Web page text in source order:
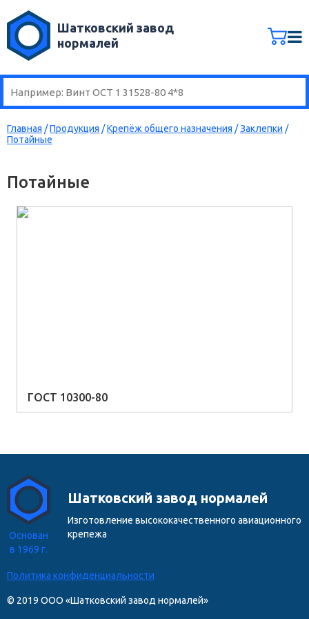
Шатковский завод
нормалей
Главная /Продукция /Крепёж общего назначения /Заклепки /
Потайные
Потайные
ГОСТ 10300-80
Основан
в 1969 г.
Шатковский завод нормалей
Изготовление высококачественного авиационного
крепежа
Политика конфиденциальности
© 2019 ООО «Шатковский завод нормалей»